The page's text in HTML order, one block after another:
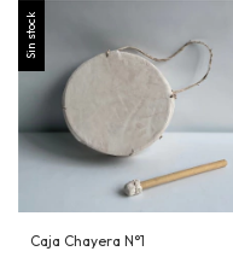
Sin stock
Caja Chayera N°1